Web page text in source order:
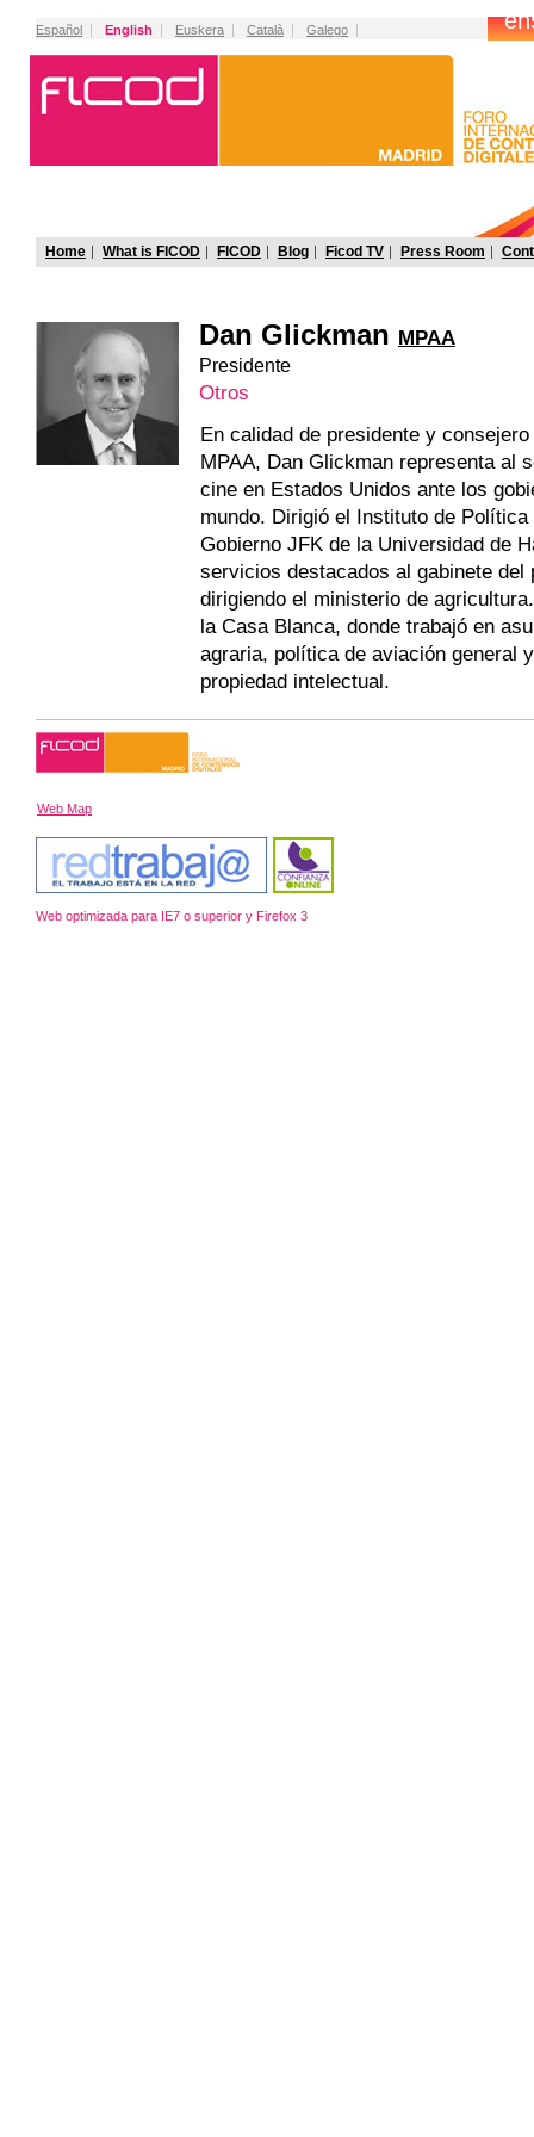
Español English Euskera Català Galego
Dan Glickman MPAA
Presidente
Otros
En calidad de presidente y
MPAA, Dan Glickman representa al
cine en Estados Unidos ante los
mundo. Dirigió el Instituto de
Gobierno JFK de la Universidad de
servicios destacados al gabinete del
dirigiendo el ministerio de
la Casa Blanca, donde trabajó en
agraria, política de aviación general
propiedad intelectual.
Home What is FICOD FICOD Blog Ficod TV Press Room
Web Map
Web optimizada para IE7 o superior y Firefox 3